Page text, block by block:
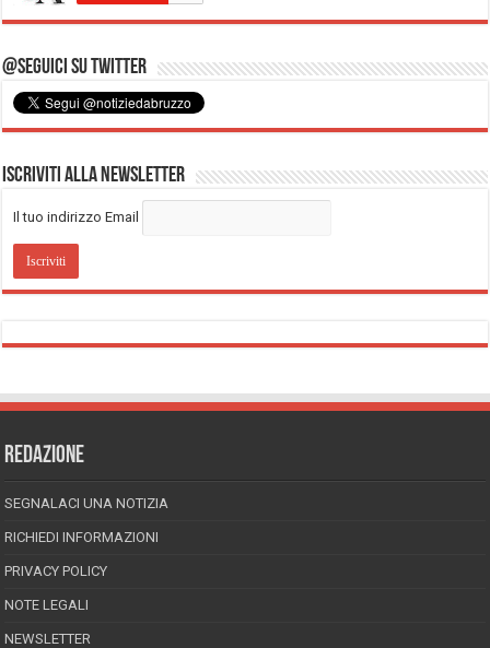
@Seguici su Twitter
Iscriviti alla Newsletter
Il tuo indirizzo Email
REDAZIONE
SEGNALACI UNA NOTIZIA
RICHIEDI INFORMAZIONI
PRIVACY POLICY
NOTE LEGALI
NEWSLETTER